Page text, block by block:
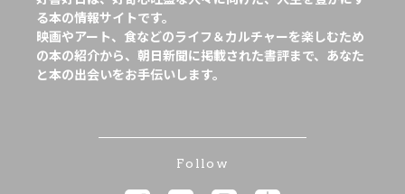
る本の情報サイトです。
映画やアート、食などのライフ＆カルチャーを楽しむため
の本の紹介から、朝日新聞に掲載された書評まで、あなた
と本の出会いをお手伝いします。
Follow